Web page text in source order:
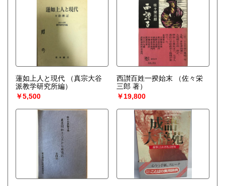
蓮如上人と現代
（真宗大谷
派教学研究所編）
￥5,500
西讃百姓一揆始末
（佐々栄
三郎 著）
￥19,800